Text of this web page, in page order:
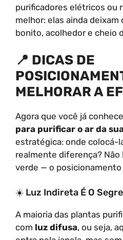
purificadores elétricos ou
melhor: elas ainda deixam
bonito, acolhedor e cheio
📍 DICAS DE
MELHORAR A
Agora que você já
para purificar o ar da
estratégica: onde colocá-
realmente diferença? Não
verde — o posicionamento
☀️ Luz Indireta É O
A maioria das plantas
com luz difusa, ou seja,